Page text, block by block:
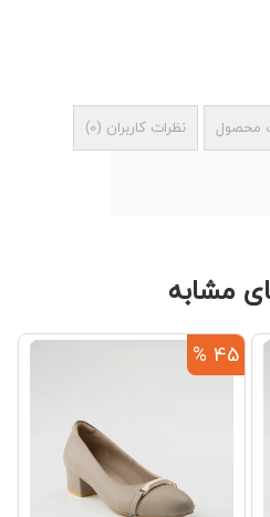
محصول نظرات کاربران (
0
)
مشابه
45 %